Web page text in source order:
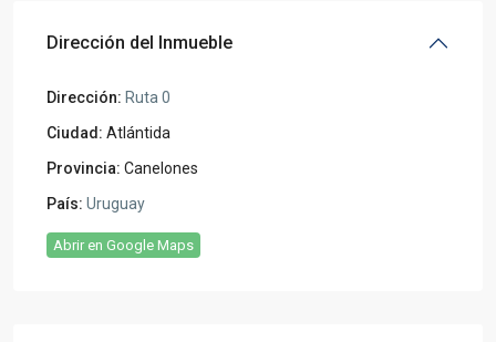
Dirección del Inmueble
Dirección: Ruta 0
Ciudad: Atlántida
Provincia: Canelones
País: Uruguay
Abrir en Google Maps